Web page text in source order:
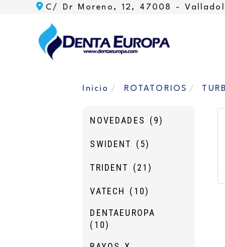
C/ Dr Moreno, 12, 47008 -
Inicio ROTATORIOS
NOVEDADES (9)
SWIDENT (5)
TRIDENT (21)
VATECH (10)
DENTAEUROPA
(10)